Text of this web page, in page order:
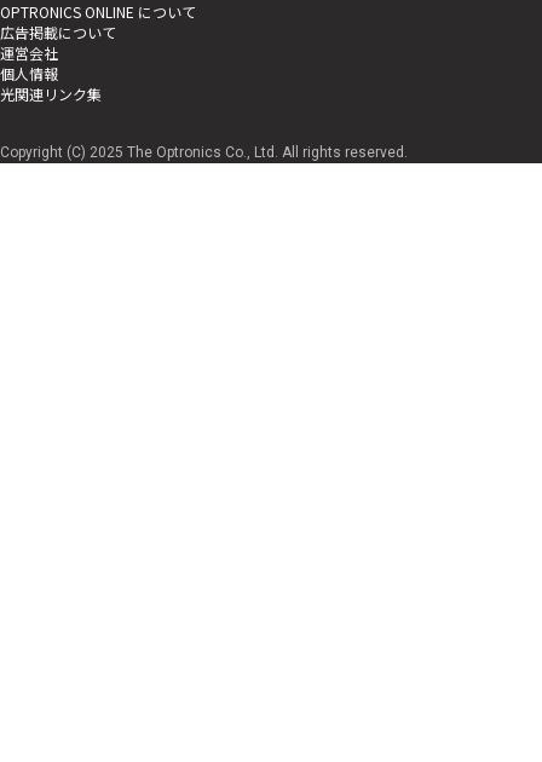
OPTRONICS ONLINE について
広告掲載について
運営会社
個人情報
光関連リンク集
Copyright (C) 2025 The Optronics Co., Ltd. All rights reserved.